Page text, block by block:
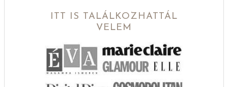
ITT IS TALÁLKOZHATTÁL
VELEM